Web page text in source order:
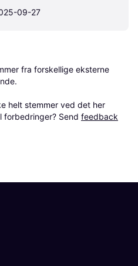
09-27
fra forskellige eksterne
helt stemmer ved det her
forbedringer? Send feedback